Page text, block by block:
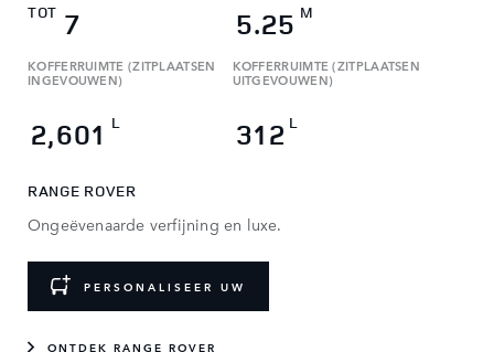
TOT 7 5.25 M
KOFFERRUIMTE (ZITPLAATSEN
INGEVOUWEN)
2,601 L
KOFFERRUIMTE (ZITPLAATSEN
UITGEVOUWEN)
312 L
RANGE ROVER
Ongeëvenaarde verfijning en luxe.
PERSONALISEER UW
ONTDEK RANGE ROVER